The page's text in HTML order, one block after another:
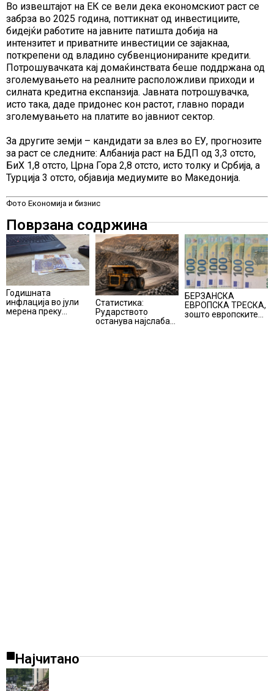
Во извештајот на ЕК се вели дека економскиот раст се
забрза во 2025 година, поттикнат од инвестициите,
бидејќи работите на јавните патишта добија на
интензитет и приватните инвестиции се зајакнаа,
поткрепени од владино субвенционираните кредити.
Потрошувачката кај домаќинствата беше поддржана од
зголемувањето на реалните расположливи приходи и
силната кредитна експанзија. Јавната потрошувачка,
исто така, даде придонес кон растот, главно поради
зголемувањето на платите во јавниот сектор.
За другите земји – кандидати за влез во ЕУ, прогнозите
за раст се следните: Албанија раст на БДП од 3,3 отсто,
БиХ 1,8 отсто, Црна Гора 2,8 отсто, исто толку и Србија, а
Турција 3 отсто, објавија медиумите во Македонија.
Фото Економија и бизнис
Поврзана содржина
Годишната
инфлација во јули
мерена преку
Статистика:
Рударството
останува најслаба
БЕРЗАНСКА
ЕВРОПСКА ТРЕСКА,
зошто европските
Најчитано